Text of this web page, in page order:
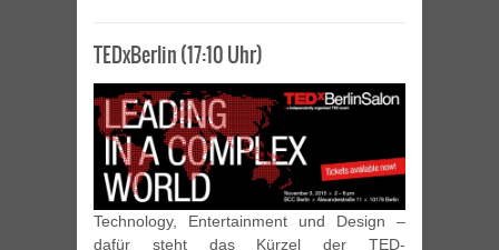
TEDxBerlin (17:10 Uhr)
Technology, Entertainment und Design –
dafür steht das Kürzel der TED-